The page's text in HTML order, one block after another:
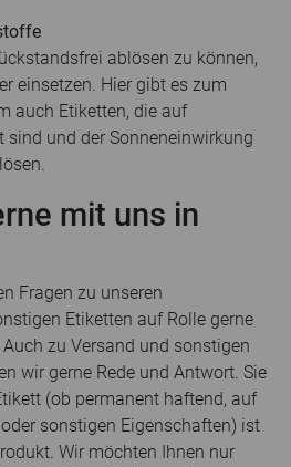
ablösen zu können,
einsetzen. Hier gibt es zum
auch Etiketten, die auf
sind und der Sonneneinwirkung
mit uns in
Fragen zu unseren
Etiketten auf Rolle gerne
zu Versand und sonstigen
wir gerne Rede und Antwort. Sie
(ob permanent haftend, auf
sonstigen Eigenschaften) ist
Wir möchten Ihnen nur